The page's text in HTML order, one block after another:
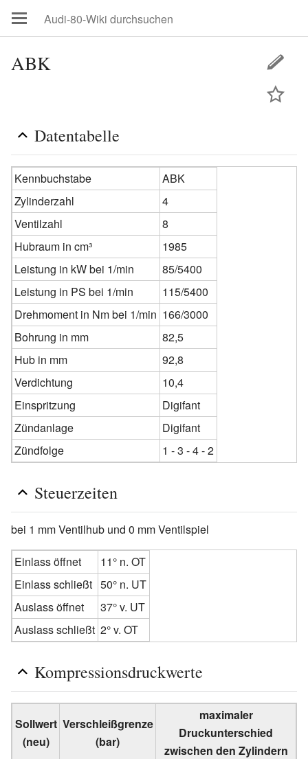
ABK
Datentabelle
Kennbuchstabe
ABK
Zylinderzahl
4
Ventilzahl
8
Hubraum in cm³
1985
Leistung in kW bei 1/min
85/5400
Leistung in PS bei 1/min
115/5400
Drehmoment in Nm bei 1/min 166/3000
Bohrung in mm
82,5
Hub in mm
92,8
Verdichtung
10,4
Einspritzung
Digifant
Zündanlage
Digifant
Zündfolge
1 - 3 - 4 - 2
Steuerzeiten
bei 1 mm Ventilhub und 0 mm Ventilspiel
Einlass öffnet
11° n. OT
Einlass schließt 50° n. UT
Auslass öffnet
37° v. UT
Auslass schließt 2° v. OT
Kompressionsdruckwerte
Sollwert
(neu)
Verschleißgrenze
(bar)
maximaler
Druckunterschied
zwischen den Zylindern